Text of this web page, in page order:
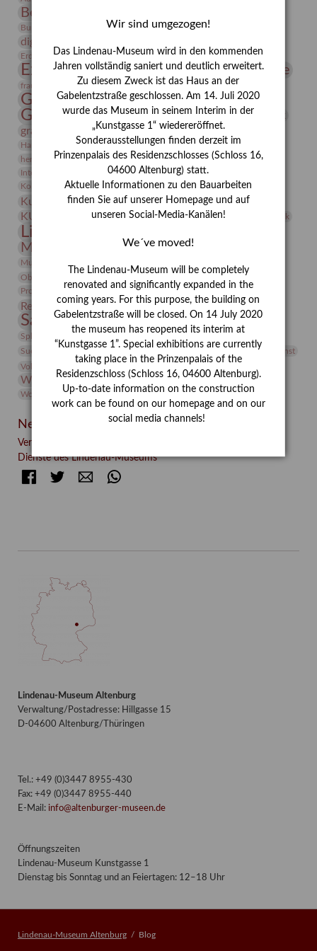
Bernhard August von Lindenau
Burg Posterstein Conrad Felixmüller Depot
digitallabor
Erdmann Julius Dietrich
Erlebnisportal estrusker Exlibris
Expressionismus Festrede Florenz Fotografie
frauen Frauen in der Antike und heute
Gerhard-Altenbourg-Preis
Gerhard Altenbourg
Gerhard Kurt Müller
grafische sammlung griechische Mythologie
Hanns-Conon von der Gabelentz Heinrich Kirchhoff Heldinnen
herman de vries Humboldt
Insekten
Integriertes Schädlingsmanagement
Italien Jahresempfang
Kolosseum
Kooperationsausstellung Korkmodelle Kunst
Kunstmuseum Kunstvermittlung Kunst von Kühl
KUNSTWAND Kurs Künstler Künstlerin Lehmbruck
Lindenau-Museum
Museumsgeschichte Museumsnacht
Museumspädagogik Natur
Objekt im Fokus
Phelloplastik
Pohlhof
Provenienz
Provenienzforschung
Restaurierung Rudi Lesser Ruth Wolf-Rehfeld
Sammlung Samstagszeichner Skulptur
Sonderausstellung
Sphinx
studio Studio Bildende Kunst
Suermondt-Ludwig-Museum
Vermittlung
Videokunst
Volontariat
Walter Rheiner Werefkin
Werkbetrachtung Winter Wissenschaft
Wolf and Dog
Wolf und Hund
Zirkuswoche
Neueste Beiträge
Verschenkt, verkauft, vergessen? – Kunstdetektivinnen im
Dienste des Lindenau-Museums
FacebookTwitter E-mail
Lindenau-Museum Altenburg
Verwaltung/Postadresse: Hillgasse 15
D-04600 Altenburg/Thüringen
Tel.: +49 (0)3447 8955-430
Fax: +49 (0)3447 8955-440
E-Mail: info@altenburger-museen.de
Öffnungszeiten
Lindenau-Museum Kunstgasse 1
Dienstag bis Sonntag und an Feiertagen: 12–18 Uhr
Lindenau-Museum Altenburg Blog
Wir sind umgezogen!
Das Lindenau-Museum wird in den kommenden
Jahren vollständig saniert und deutlich erweitert.
Zu diesem Zweck ist das Haus an der
Gabelentzstraße geschlossen. Am 14. Juli 2020
wurde das Museum in seinem Interim in der
„Kunstgasse 1“ wiedereröffnet.
Sonderausstellungen finden derzeit im
Prinzenpalais des Residenzschlosses (Schloss 16,
04600 Altenburg) statt.
Aktuelle Informationen zu den Bauarbeiten
finden Sie auf unserer Homepage und auf
unseren Social-Media-Kanälen!
We´ve moved!
The Lindenau-Museum will be completely
renovated and significantly expanded in the
coming years. For this purpose, the building on
Gabelentzstraße will be closed. On 14 July 2020
the museum has reopened its interim at
“Kunstgasse 1”. Special exhibitions are currently
taking place in the Prinzenpalais of the
Residenzschloss (Schloss 16, 04600 Altenburg).
Up-to-date information on the construction
work can be found on our homepage and on our
social media channels!